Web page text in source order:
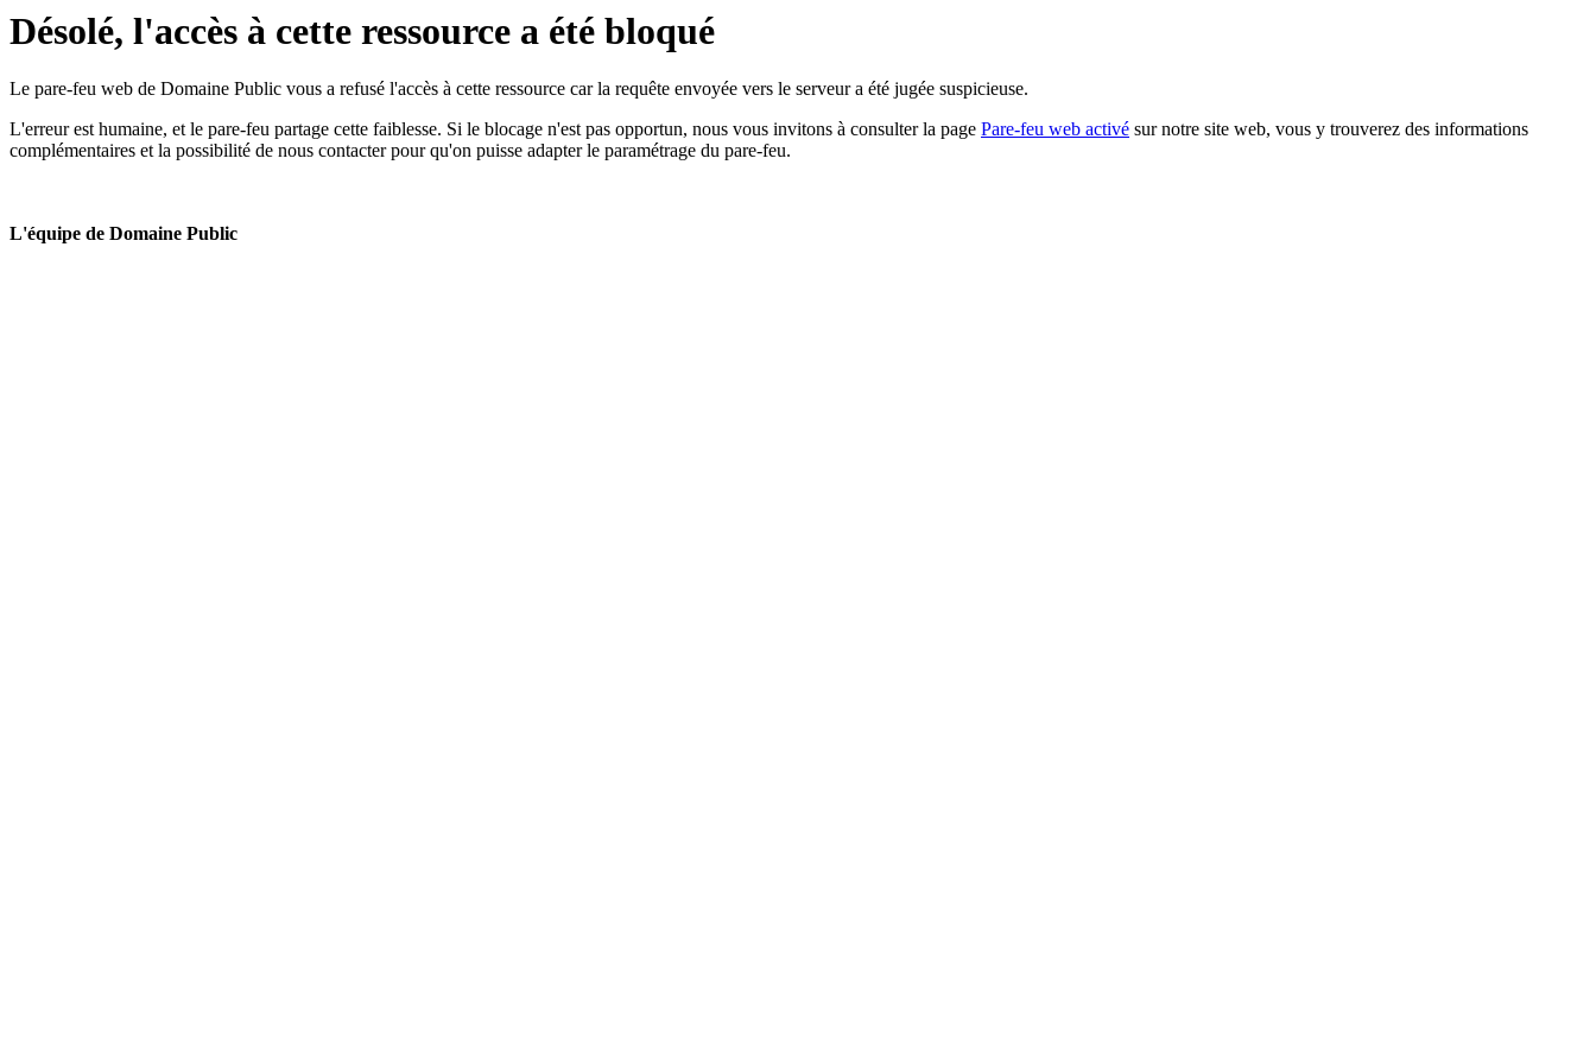
Désolé, l'accès à cette ressource a été bloqué
Le pare-feu web de Domaine Public vous a refusé l'accès à cette ressource car la requête envoyée vers le serveur a été jugée suspicieuse.
L'erreur est humaine, et le pare-feu partage cette faiblesse. Si le blocage n'est pas opportun, nous vous invitons à consulter la page Pare-feu web activé sur notre site web, vous y trouverez des informations
complémentaires et la possibilité de nous contacter pour qu'on puisse adapter le paramétrage du pare-feu.
L'équipe de Domaine Public